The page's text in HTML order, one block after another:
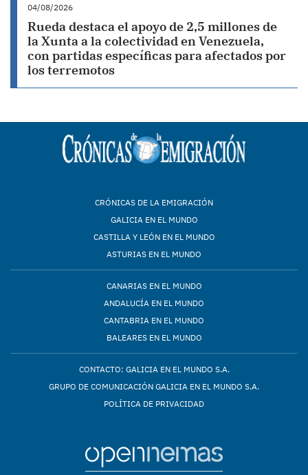
04/08/2026
Rueda destaca el apoyo de 2,5 millones de
la Xunta a la colectividad en Venezuela,
con partidas específicas para afectados por
los terremotos
CRÓNICAS DE LA EMIGRACIÓN
GALICIA EN EL MUNDO
CASTILLA Y LEÓN EN EL MUNDO
ASTURIAS EN EL MUNDO
CANARIAS EN EL MUNDO
ANDALUCÍA EN EL MUNDO
CANTABRIA EN EL MUNDO
BALEARES EN EL MUNDO
CONTACTO: GALICIA EN EL MUNDO S.A.
GRUPO DE COMUNICACIÓN GALICIA EN EL MUNDO S.A.
POLÍTICA DE PRIVACIDAD